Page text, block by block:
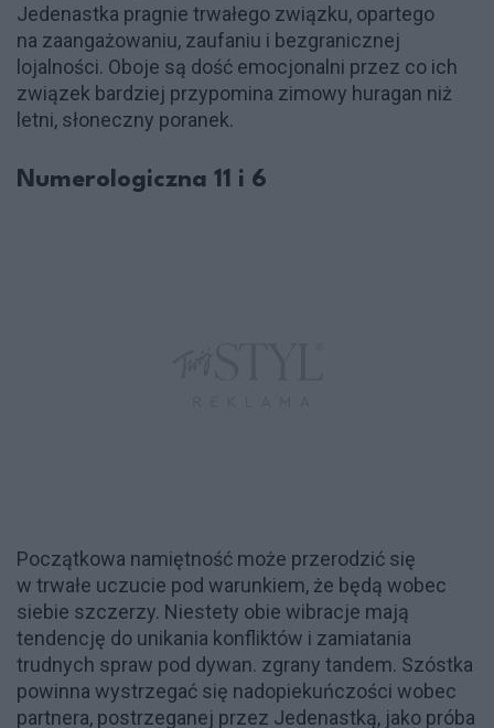
Jedenastka pragnie trwałego związku, opartego
na zaangażowaniu, zaufaniu i bezgranicznej
lojalności. Oboje są dość emocjonalni przez co ich
związek bardziej przypomina zimowy huragan niż
letni, słoneczny poranek.
Numerologiczna 11 i 6
Początkowa namiętność może przerodzić się
w trwałe uczucie pod warunkiem, że będą wobec
siebie szczerzy. Niestety obie wibracje mają
tendencję do unikania konfliktów i zamiatania
trudnych spraw pod dywan. zgrany tandem. Szóstka
powinna wystrzegać się nadopiekuńczości wobec
partnera, postrzeganej przez Jedenastką, jako próba